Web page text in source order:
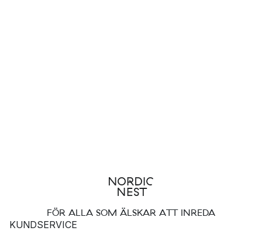
FÖR ALLA SOM ÄLSKAR ATT INREDA
KUNDSERVICE